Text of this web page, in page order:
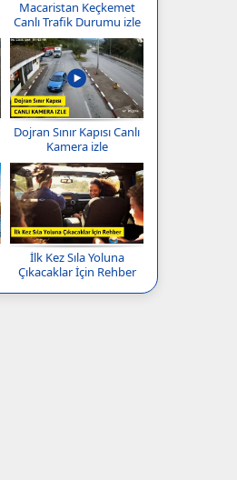
Macaristan Keçkemet
Canlı Trafik Durumu izle
Dojran Sınır Kapısı Canlı
Kamera izle
İlk Kez Sıla Yoluna
Çıkacaklar İçin Rehber